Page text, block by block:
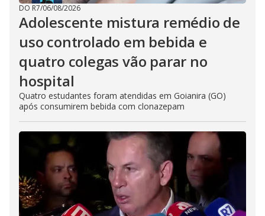
DO R7/06/08/2026
Adolescente mistura remédio de
uso controlado em bebida e
quatro colegas vão parar no
hospital
Quatro estudantes foram atendidas em Goianira (GO)
após consumirem bebida com clonazepam